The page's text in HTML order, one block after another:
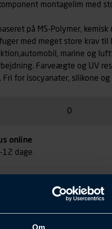
montagelim med
på MS-Polymer,
fuger med meget store krav
marine og
Farveægte og UV
for isocyanater, silikone og
på op til ± 20%.
online
12 dage